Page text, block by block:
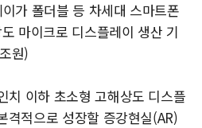
가 폴더블 등 차세대 스마트폰
마이크로 디스플레이 생산 기
원)
치 이하 초소형 고해상도 디스플
격적으로 성장할 증강현실(AR)